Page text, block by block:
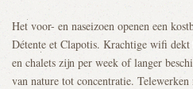
Het voor- en naseizoen openen een
Détente et Clapotis. Krachtige wifi dekt
en chalets zijn per week of langer
van nature tot concentratie.